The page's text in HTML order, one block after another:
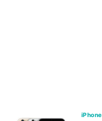
iPhone